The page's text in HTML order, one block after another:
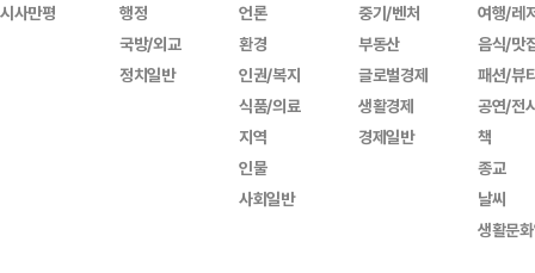
시사만평
행정
국방/외교
정치일반
언론
환경
인권/복지
식품/의료
지역
인물
사회일반
중기/벤처
부동산
글로벌경제
생활경제
경제일반
여행/레
음식/맛
패션/뷰
공연/전
책
종교
날씨
생활문